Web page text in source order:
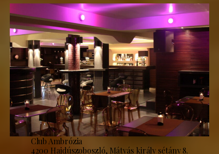
Club Ambrózia
4200 Hajdúszoboszló, Mátyás király sétány 8.